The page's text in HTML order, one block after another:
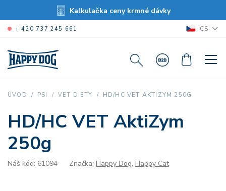
Kalkulačka ceny krmné dávky
+ 420 737 245 661 CS
ÚVOD PSI VET DIETY HD/HC VET AKTIZYM 250G
HD/HC VET AktiZym
250g
Náš kód: 61094 Značka: Happy Dog, Happy Cat